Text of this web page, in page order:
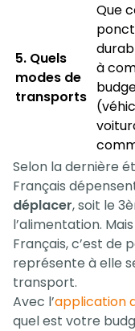
5. Quels
modes de
transports
Que
à
Selon la dernière
Français
déplacer, soit le
l’alimentation.
Français, c’est de
représente à elle
transport.
Avec l’application
quel est votre